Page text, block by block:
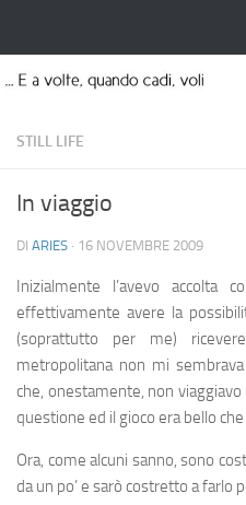
STILL LIFE
In viaggio
DI ARIES · 16 NOVEMBRE 2009
Inizialmente l’avevo accolta
effettivamente avere la
(soprattutto per me)
metropolitana non mi
che, onestamente, non
questione ed il gioco era bello
Ora, come alcuni sanno, sono
da un po’ e sarò costretto a farlo